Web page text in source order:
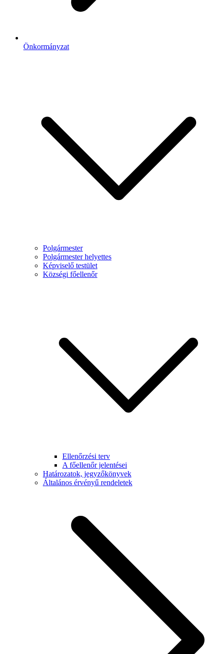
Önkormányzat
Polgármester
Polgármester helyettes
Képviselő testület
Községi főellenőr
Ellenőrzési terv
A főellenőr jelentései
Határozatok, jegyzőkönyvek
Általános érvényű rendeletek